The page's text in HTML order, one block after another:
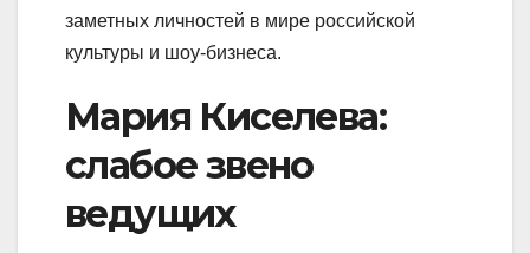
заметных личностей в мире российской
культуры и шоу-бизнеса.
Мария Киселева:
слабое звено
ведущих